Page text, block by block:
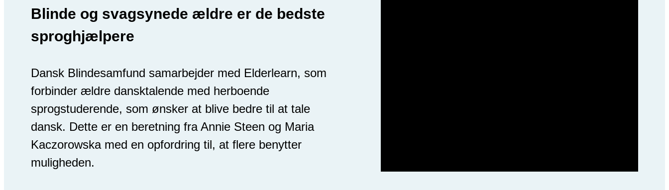
Blinde og svagsynede ældre er de bedste
sproghjælpere
Dansk Blindesamfund samarbejder med Elderlearn, som
forbinder ældre dansktalende med herboende
sprogstuderende, som ønsker at blive bedre til at tale
dansk. Dette er en beretning fra Annie Steen og Maria
Kaczorowska med en opfordring til, at flere benytter
muligheden.